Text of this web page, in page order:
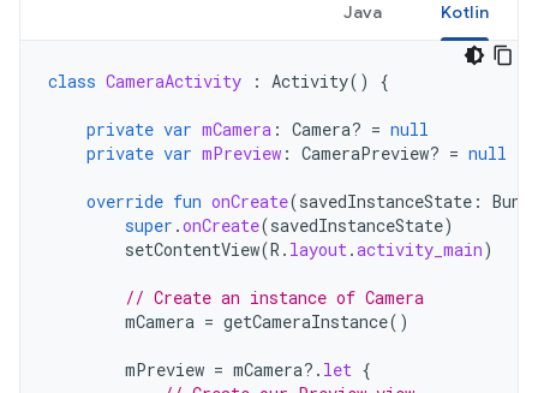
Kotlin
Java
class CameraActivity : Activity() {
private var mCamera : Camera? = null
private var mPreview : CameraPreview? = null
override fun onCreate(savedInstanceState :
super .onCreate(savedInstanceState)
setContentView(R . layout.activity_main)
// Create an instance of Camera
mCamera = getCameraInstance()
mPreview = mCamera?. let {